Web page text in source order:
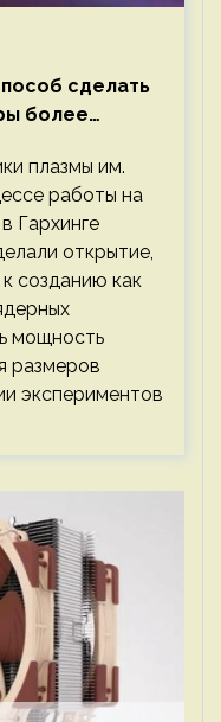
сделать
более
плазмы им.
работы на
Гархинге
открытие,
созданию как
мощность
размеров
экспериментов